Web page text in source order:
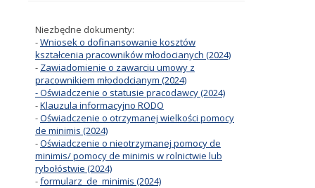
Niezbędne dokumenty:
-Wniosek o dofinansowanie kosztów
kształcenia pracowników młodocianych (2024)
- Zawiadomienie o zawarciu umowy z
pracownikiem młododcianym (2024)
- Oświadczenie o statusie pracodawcy (2024)
-Klauzula informacyjno RODO
-Oświadczenie o otrzymanej wielkości pomocy
de minimis (2024)
-Oświadczenie o nieotrzymanej pomocy de
minimis/ pomocy de minimis w rolnictwie lub
rybołóstwie (2024)
-formularz_de_minimis (2024)